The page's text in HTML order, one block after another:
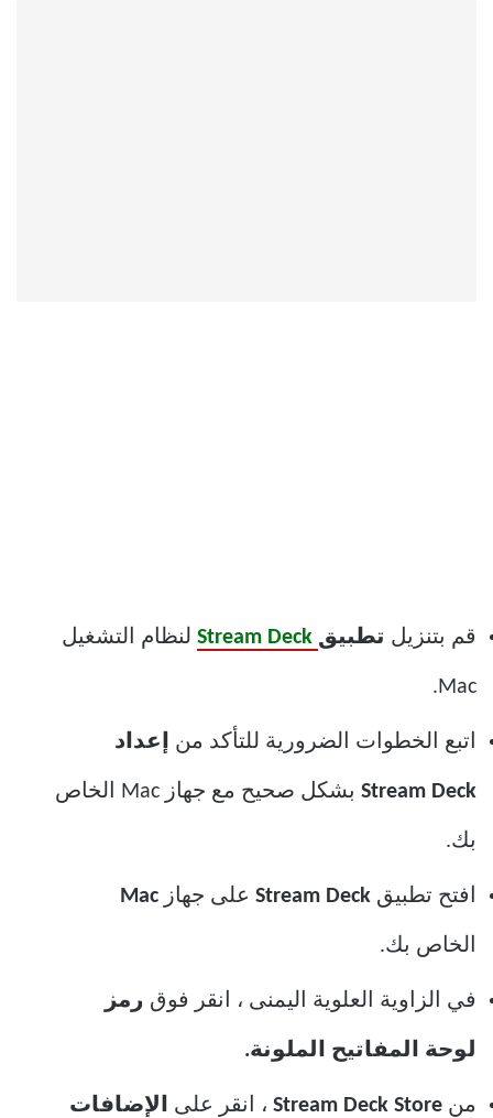
قم بتنزيل تطبيق لنظام التشغيل
Mac.
اتبع الخطوات الضرورية للتأكد من إعداد
Stream Deck بشكل صحيح مع جهاز Mac الخاص
بك.
افتح تطبيق على جهاز Mac
الخاص بك.
في الزاوية العلوية اليمنى ، انقر فوق رمز
لوحة المفاتيح الملونة.
من ، انقر على الإضافات